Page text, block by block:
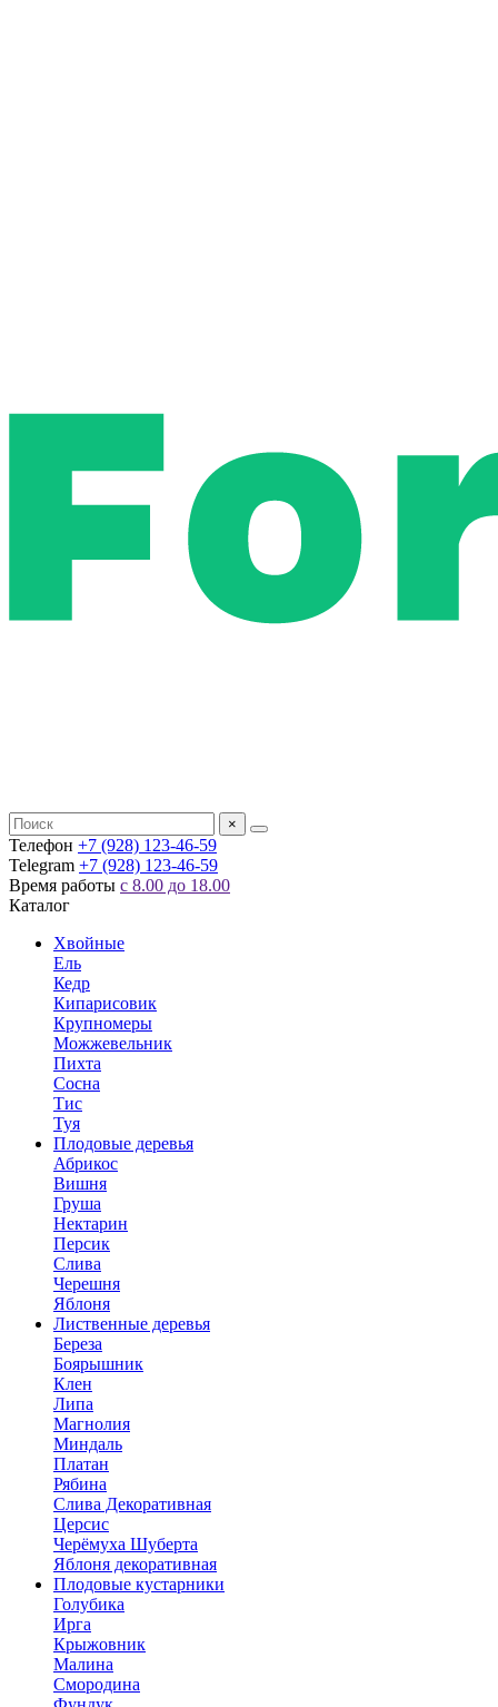
×
Телефон +7 (928) 123-46-59
Telegram +7 (928) 123-46-59
Время работы с 8.00 до 18.00
Каталог
Хвойные
Ель
Кедр
Кипарисовик
Крупномеры
Можжевельник
Пихта
Сосна
Тис
Туя
Плодовые деревья
Абрикос
Вишня
Груша
Нектарин
Персик
Слива
Черешня
Яблоня
Лиственные деревья
Береза
Боярышник
Клен
Липа
Магнолия
Миндаль
Платан
Рябина
Слива Декоративная
Церсис
Черёмуха Шуберта
Яблоня декоративная
Плодовые кустарники
Голубика
Ирга
Крыжовник
Малина
Смородина